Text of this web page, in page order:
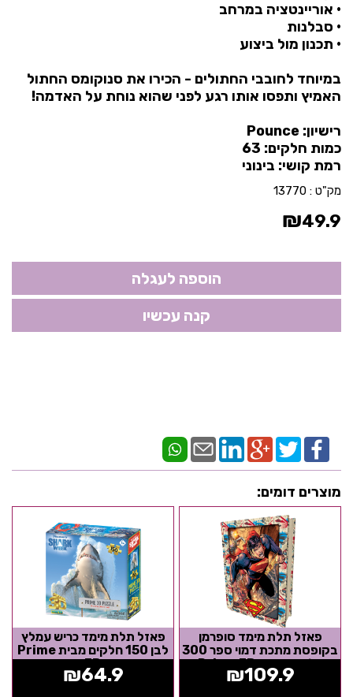
• אוריינטציה במרחב
• סבלנות
• תכנון מול ביצוע
במיוחד לחובבי החתולים - הכירו את סנוקומס החתול
האמיץ ותפסו אותו רגע לפני שהוא נוחת על האדמה!
רישיון: Pounce
כמות חלקים: 63
רמת קושי: בינוני
מק"ט : 13770
₪49.9
מוצרים דומים:
פאזל תלת מימד סופרמן
בקופסת מתכת דמוי ספר 300
חלקים מבית Prime 3D
₪109.9
פאזל תלת מימד כריש עמלץ
לבן 150 חלקים מבית Prime
3D
₪64.9